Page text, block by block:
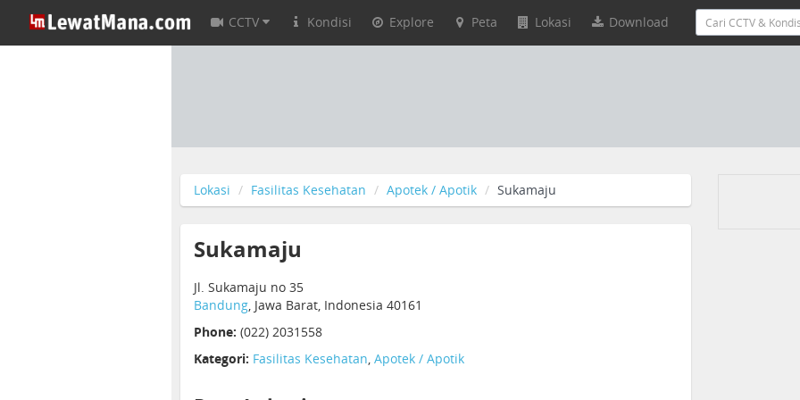
CCTV Kondisi Explore Peta Lokasi Download
Lokasi Fasilitas Kesehatan Apotek / Apotik Sukamaju
Sukamaju
Jl. Sukamaju no 35
Bandung, Jawa Barat, Indonesia 40161
Phone: (022) 2031558
Kategori: Fasilitas Kesehatan, Apotek / Apotik